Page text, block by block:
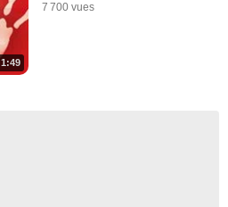
1:49
7 700 vues